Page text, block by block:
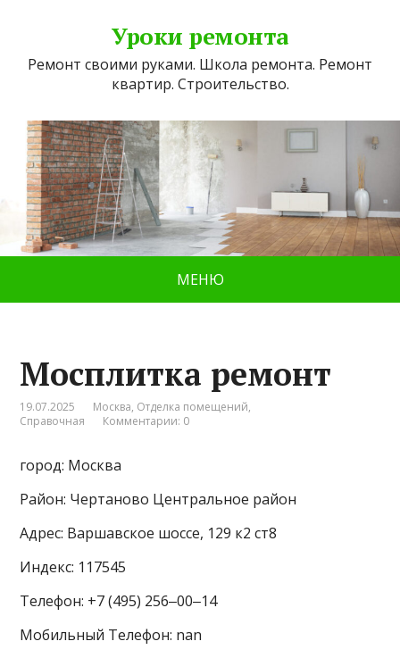
Уроки ремонта
Ремонт своими руками. Школа ремонта. Ремонт
квартир. Строительство.
МЕНЮ
Мосплитка ремонт
19.07.2025 Москва, Отделка помещений,
Справочная
Комментарии: 0
город: Москва
Район: Чертаново Центральное район
Адрес: Варшавское шоссе, 129 к2 ст8
Индекс: 117545
Телефон: +7 (495) 256‒00‒14
Мобильный Телефон: nan